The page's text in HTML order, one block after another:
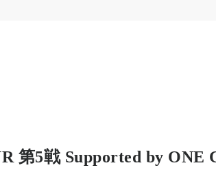
第5戦 Supported by ONE